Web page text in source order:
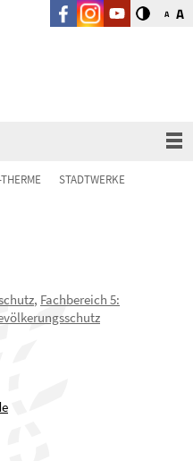
A A
STADTWERKE
, Fachbereich 5: